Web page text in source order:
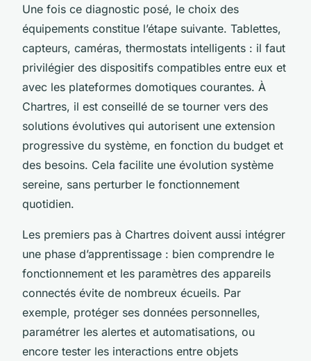
Une fois ce diagnostic posé, le choix des
équipements constitue l’étape suivante. Tablettes,
capteurs, caméras, thermostats intelligents : il faut
privilégier des dispositifs compatibles entre eux et
avec les plateformes domotiques courantes. À
Chartres, il est conseillé de se tourner vers des
solutions évolutives qui autorisent une extension
progressive du système, en fonction du budget et
des besoins. Cela facilite une évolution système
sereine, sans perturber le fonctionnement
quotidien.
Les premiers pas à Chartres doivent aussi intégrer
une phase d’apprentissage : bien comprendre le
fonctionnement et les paramètres des appareils
connectés évite de nombreux écueils. Par
exemple, protéger ses données personnelles,
paramétrer les alertes et automatisations, ou
encore tester les interactions entre objets